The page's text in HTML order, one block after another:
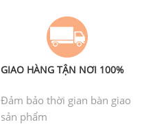
GIAO HÀNG TẬN NƠI 100%
Đảm bảo thời gian bàn giao
sản phẩm